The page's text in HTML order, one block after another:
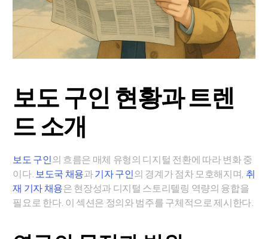
보도 구인 현황과 트렌
드 소개
보도 구인의 흐름은 매체 유형의 디지털 전환에 따라 변화 중
이다.보도국 채용과기자 구인의 경계가 점차 모호해지며, 취
재 기자 채용은 현장성과 디지털 스토리텔링 역량의 융합을
필요로 한다. 이 섹션은 정의와 범주를 구체적으로 제시한다.